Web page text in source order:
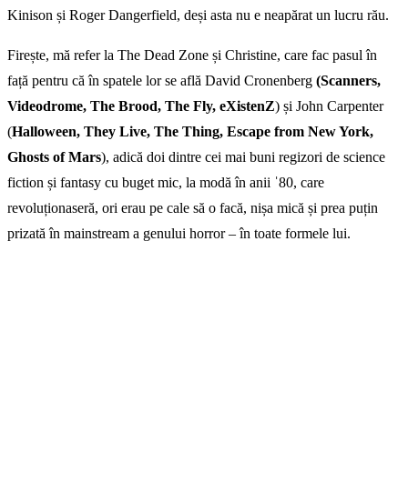
Kinison și Roger Dangerfield, deși asta nu e neapărat un lucru rău.
Firește, mă refer la The Dead Zone și Christine, care fac pasul în
față pentru că în spatele lor se află David Cronenberg (Scanners,
Videodrome, The Brood, The Fly, eXistenZ) și John Carpenter
(Halloween, They Live, The Thing, Escape from New York,
Ghosts of Mars), adică doi dintre cei mai buni regizori de science
fiction și fantasy cu buget mic, la modă în anii ˈ80, care
revoluționaseră, ori erau pe cale să o facă, nișa mică și prea puțin
prizată în mainstream a genului horror – în toate formele lui.